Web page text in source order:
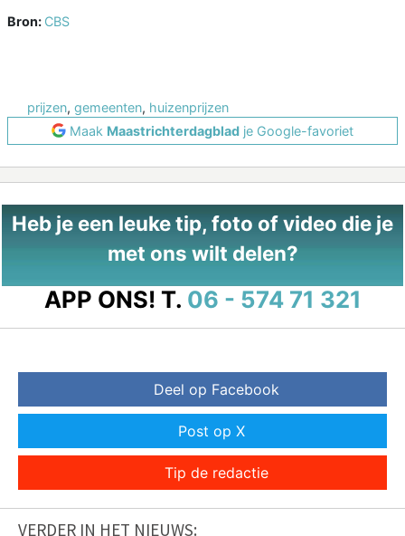
Bron: CBS
prijzen, gemeenten, huizenprijzen
Maak Maastrichterdagblad je Google-favoriet
Heb je een leuke tip, foto of video die je
met ons wilt delen?
APP ONS! T. 06 - 574 71 321
Deel op Facebook
Post op X
Tip de redactie
VERDER IN HET NIEUWS: